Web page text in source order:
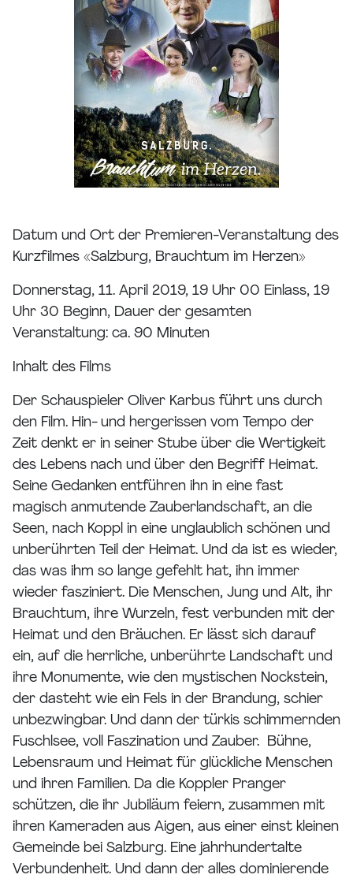
Datum und Ort der Premieren-Veranstaltung des
Kurzfilmes «Salzburg, Brauchtum im Herzen»
Donnerstag, 11. April 2019, 19 Uhr 00 Einlass, 19
Uhr 30 Beginn, Dauer der gesamten
Veranstaltung: ca. 90 Minuten
Inhalt des Films
Der Schauspieler Oliver Karbus führt uns durch
den Film. Hin- und hergerissen vom Tempo der
Zeit denkt er in seiner Stube über die Wertigkeit
des Lebens nach und über den Begriff Heimat.
Seine Gedanken entführen ihn in eine fast
magisch anmutende Zauberlandschaft, an die
Seen, nach Koppl in eine unglaublich schönen und
unberührten Teil der Heimat. Und da ist es wieder,
das was ihm so lange gefehlt hat, ihn immer
wieder fasziniert. Die Menschen, Jung und Alt, ihr
Brauchtum, ihre Wurzeln, fest verbunden mit der
Heimat und den Bräuchen. Er lässt sich darauf
ein, auf die herrliche, unberührte Landschaft und
ihre Monumente, wie den mystischen Nockstein,
der dasteht wie ein Fels in der Brandung, schier
unbezwingbar. Und dann der türkis schimmernden
Fuschlsee, voll Faszination und Zauber. Bühne,
Lebensraum und Heimat für glückliche Menschen
und ihren Familien. Da die Koppler Pranger
schützen, die ihr Jubiläum feiern, zusammen mit
ihren Kameraden aus Aigen, aus einer einst kleinen
Gemeinde bei Salzburg. Eine jahrhundertalte
Verbundenheit. Und dann der alles dominierende